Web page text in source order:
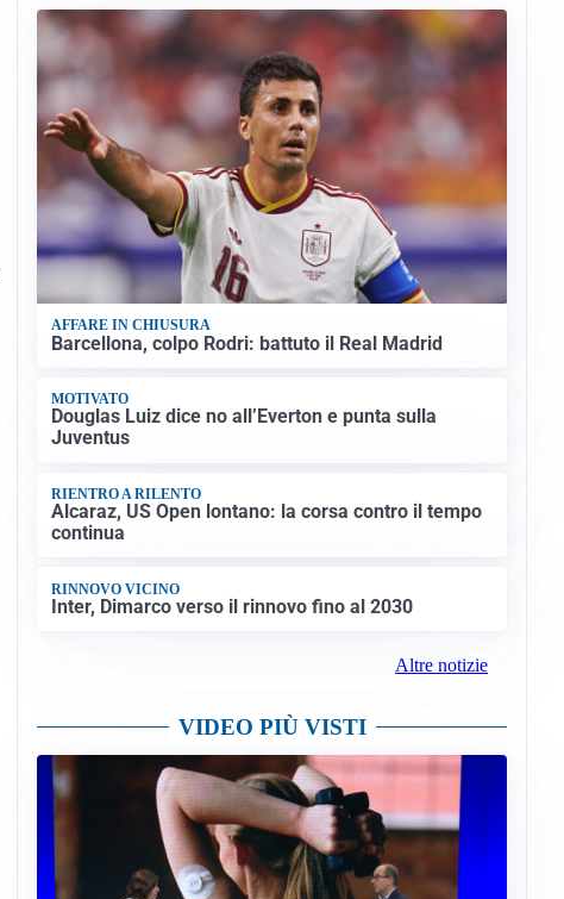
AFFARE IN CHIUSURA
Barcellona, colpo Rodri: battuto il Real Madrid
MOTIVATO
Douglas Luiz dice no all’Everton e punta sulla
Juventus
RIENTRO A RILENTO
Alcaraz, US Open lontano: la corsa contro il tempo
continua
RINNOVO VICINO
Inter, Dimarco verso il rinnovo fino al 2030
Altre notizie
VIDEO PIÙ VISTI